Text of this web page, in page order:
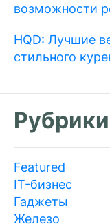
возможности
HQD: Лучшие
стильного
Рубрики
Featured
IT-бизнес
Гаджеты
Железо